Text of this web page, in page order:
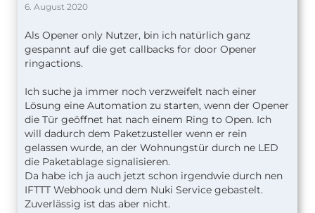
6. August 2020
Als Opener only Nutzer, bin ich natürlich ganz
gespannt auf die get callbacks for door Opener
ringactions.
Ich suche ja immer noch verzweifelt nach einer
Lösung eine Automation zu starten, wenn der Opener
die Tür geöffnet hat nach einem Ring to Open. Ich
will dadurch dem Paketzusteller wenn er rein
gelassen wurde, an der Wohnungstür durch ne LED
die Paketablage signalisieren.
Da habe ich ja auch jetzt schon irgendwie durch nen
IFTTT Webhook und dem Nuki Service gebastelt.
Zuverlässig ist das aber nicht.